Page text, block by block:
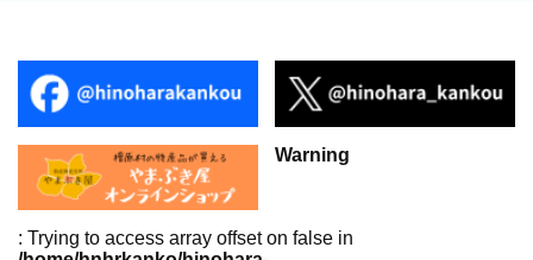
Warning
: Trying to access array offset on false in